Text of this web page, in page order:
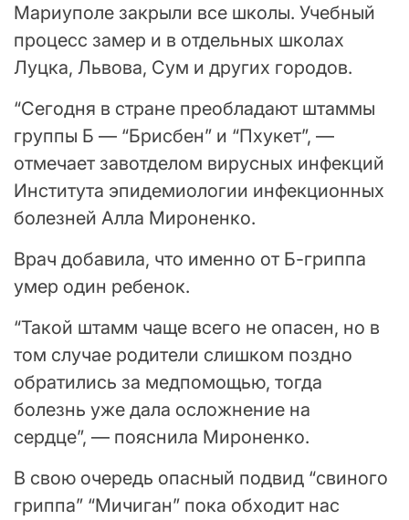
Мариуполе закрыли все школы. Учебный
процесс замер и в отдельных школах
Луцка, Львова, Сум и других городов.
“Сегодня в стране преобладают штаммы
группы Б — “Брисбен” и “Пхукет”, —
отмечает завотделом вирусных инфекций
Института эпидемиологии инфекционных
болезней Алла Мироненко.
Врач добавила, что именно от Б-гриппа
умер один ребенок.
“Такой штамм чаще всего не опасен, но в
том случае родители слишком поздно
обратились за медпомощью, тогда
болезнь уже дала осложнение на
сердце”, — пояснила Мироненко.
В свою очередь опасный подвид “свиного
гриппа” “Мичиган” пока обходит нас